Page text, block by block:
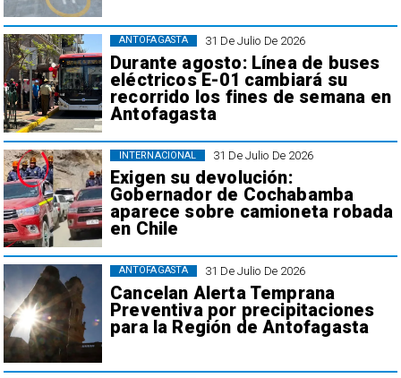
31 De Julio De 2026
Durante agosto: Línea de buses
eléctricos E-01 cambiará su
recorrido los fines de semana en
Antofagasta
ANTOFAGASTA
31 De Julio De 2026
Exigen su devolución:
Gobernador de Cochabamba
aparece sobre camioneta robada
en Chile
INTERNACIONAL
31 De Julio De 2026
Cancelan Alerta Temprana
Preventiva por precipitaciones
para la Región de Antofagasta
ANTOFAGASTA